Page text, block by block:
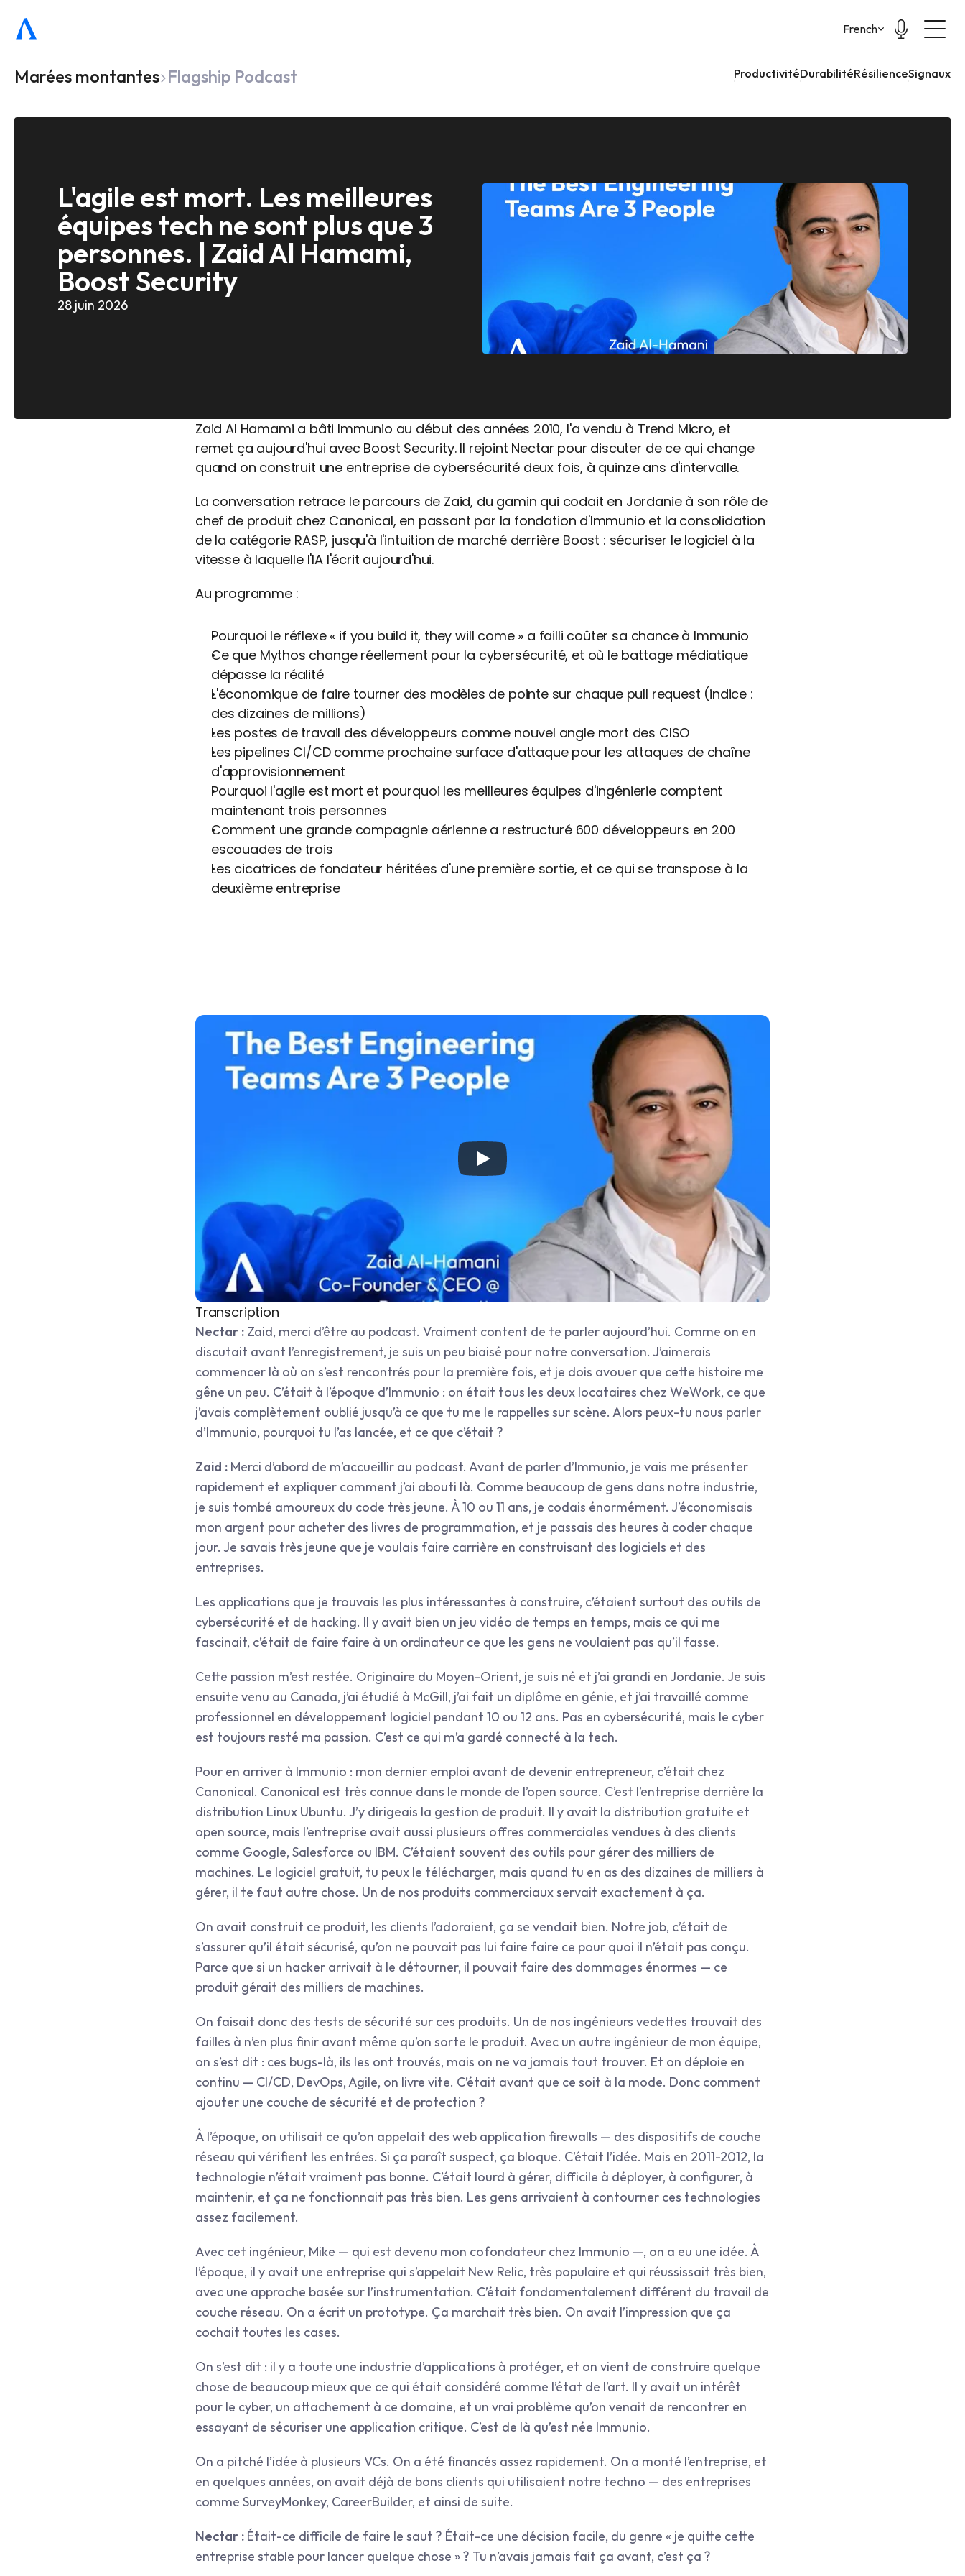
Select Language
French
Marées montantes Flagship Podcast ProductivitéDurabilitéRésilienceSignaux
L'agile est mort. Les meilleures
équipes tech ne sont plus que 3
personnes. | Zaid Al Hamami,
Boost Security
28 juin 2026
Zaid Al Hamami a bâti Immunio au début des années 2010, l'a vendu à Trend Micro, et
remet ça aujourd'hui avec Boost Security. Il rejoint Nectar pour discuter de ce qui change
quand on construit une entreprise de cybersécurité deux fois, à quinze ans d'intervalle.
La conversation retrace le parcours de Zaid, du gamin qui codait en Jordanie à son rôle de
chef de produit chez Canonical, en passant par la fondation d'Immunio et la consolidation
de la catégorie RASP, jusqu'à l'intuition de marché derrière Boost : sécuriser le logiciel à la
vitesse à laquelle l'IA l'écrit aujourd'hui.
Au programme :
Pourquoi le réflexe « if you build it, they will come » a failli coûter sa chance à Immunio
Ce que Mythos change réellement pour la cybersécurité, et où le battage médiatique
dépasse la réalité
L'économique de faire tourner des modèles de pointe sur chaque pull request (indice :
des dizaines de millions)
Les postes de travail des développeurs comme nouvel angle mort des CISO
Les pipelines CI/CD comme prochaine surface d'attaque pour les attaques de chaîne
d'approvisionnement
Pourquoi l'agile est mort et pourquoi les meilleures équipes d'ingénierie comptent
maintenant trois personnes
Comment une grande compagnie aérienne a restructuré 600 développeurs en 200
escouades de trois
Les cicatrices de fondateur héritées d'une première sortie, et ce qui se transpose à la
deuxième entreprise
Transcription
Nectar : Zaid, merci d’être au podcast. Vraiment content de te parler aujourd’hui. Comme on en
discutait avant l’enregistrement, je suis un peu biaisé pour notre conversation. J’aimerais
commencer là où on s’est rencontrés pour la première fois, et je dois avouer que cette histoire me
gêne un peu. C’était à l’époque d’Immunio : on était tous les deux locataires chez WeWork, ce que
j’avais complètement oublié jusqu’à ce que tu me le rappelles sur scène. Alors peux-tu nous parler
d’Immunio, pourquoi tu l’as lancée, et ce que c’était ?
Zaid : Merci d’abord de m’accueillir au podcast. Avant de parler d’Immunio, je vais me présenter
rapidement et expliquer comment j’ai abouti là. Comme beaucoup de gens dans notre industrie,
je suis tombé amoureux du code très jeune. À 10 ou 11 ans, je codais énormément. J’économisais
mon argent pour acheter des livres de programmation, et je passais des heures à coder chaque
jour. Je savais très jeune que je voulais faire carrière en construisant des logiciels et des
entreprises.
Les applications que je trouvais les plus intéressantes à construire, c’étaient surtout des outils de
cybersécurité et de hacking. Il y avait bien un jeu vidéo de temps en temps, mais ce qui me
fascinait, c’était de faire faire à un ordinateur ce que les gens ne voulaient pas qu’il fasse.
Cette passion m’est restée. Originaire du Moyen-Orient, je suis né et j’ai grandi en Jordanie. Je suis
ensuite venu au Canada, j’ai étudié à McGill, j’ai fait un diplôme en génie, et j’ai travaillé comme
professionnel en développement logiciel pendant 10 ou 12 ans. Pas en cybersécurité, mais le cyber
est toujours resté ma passion. C’est ce qui m’a gardé connecté à la tech.
Pour en arriver à Immunio : mon dernier emploi avant de devenir entrepreneur, c’était chez
Canonical. Canonical est très connue dans le monde de l’open source. C’est l’entreprise derrière la
distribution Linux Ubuntu. J’y dirigeais la gestion de produit. Il y avait la distribution gratuite et
open source, mais l’entreprise avait aussi plusieurs offres commerciales vendues à des clients
comme Google, Salesforce ou IBM. C’étaient souvent des outils pour gérer des milliers de
machines. Le logiciel gratuit, tu peux le télécharger, mais quand tu en as des dizaines de milliers à
gérer, il te faut autre chose. Un de nos produits commerciaux servait exactement à ça.
On avait construit ce produit, les clients l’adoraient, ça se vendait bien. Notre job, c’était de
s’assurer qu’il était sécurisé, qu’on ne pouvait pas lui faire faire ce pour quoi il n’était pas conçu.
Parce que si un hacker arrivait à le détourner, il pouvait faire des dommages énormes — ce
produit gérait des milliers de machines.
On faisait donc des tests de sécurité sur ces produits. Un de nos ingénieurs vedettes trouvait des
failles à n’en plus finir avant même qu’on sorte le produit. Avec un autre ingénieur de mon équipe,
on s’est dit : ces bugs-là, ils les ont trouvés, mais on ne va jamais tout trouver. Et on déploie en
continu — CI/CD, DevOps, Agile, on livre vite. C’était avant que ce soit à la mode. Donc comment
ajouter une couche de sécurité et de protection ?
À l’époque, on utilisait ce qu’on appelait des web application firewalls — des dispositifs de couche
réseau qui vérifient les entrées. Si ça paraît suspect, ça bloque. C’était l’idée. Mais en 2011-2012, la
technologie n’était vraiment pas bonne. C’était lourd à gérer, difficile à déployer, à configurer, à
maintenir, et ça ne fonctionnait pas très bien. Les gens arrivaient à contourner ces technologies
assez facilement.
Avec cet ingénieur, Mike — qui est devenu mon cofondateur chez Immunio —, on a eu une idée. À
l’époque, il y avait une entreprise qui s’appelait New Relic, très populaire et qui réussissait très bien,
avec une approche basée sur l’instrumentation. C’était fondamentalement différent du travail de
couche réseau. On a écrit un prototype. Ça marchait très bien. On avait l’impression que ça
cochait toutes les cases.
On s’est dit : il y a toute une industrie d’applications à protéger, et on vient de construire quelque
chose de beaucoup mieux que ce qui était considéré comme l’état de l’art. Il y avait un intérêt
pour le cyber, un attachement à ce domaine, et un vrai problème qu’on venait de rencontrer en
essayant de sécuriser une application critique. C’est de là qu’est née Immunio.
On a pitché l’idée à plusieurs VCs. On a été financés assez rapidement. On a monté l’entreprise, et
en quelques années, on avait déjà de bons clients qui utilisaient notre techno — des entreprises
comme SurveyMonkey, CareerBuilder, et ainsi de suite.
Nectar : Était-ce difficile de faire le saut ? Était-ce une décision facile, du genre « je quitte cette
entreprise stable pour lancer quelque chose » ? Tu n’avais jamais fait ça avant, c’est ça ?